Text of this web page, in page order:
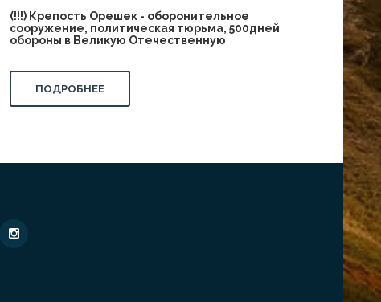
(!!!) Крепость Орешек - оборонительное
сооружение, политическая тюрьма, 500дней
обороны в Великую Отечественную
ПОДРОБНЕЕ